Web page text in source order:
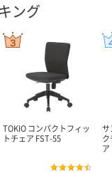
ング
TOKIO コンパクトフィッ
トチェア FST-55
サ
ア